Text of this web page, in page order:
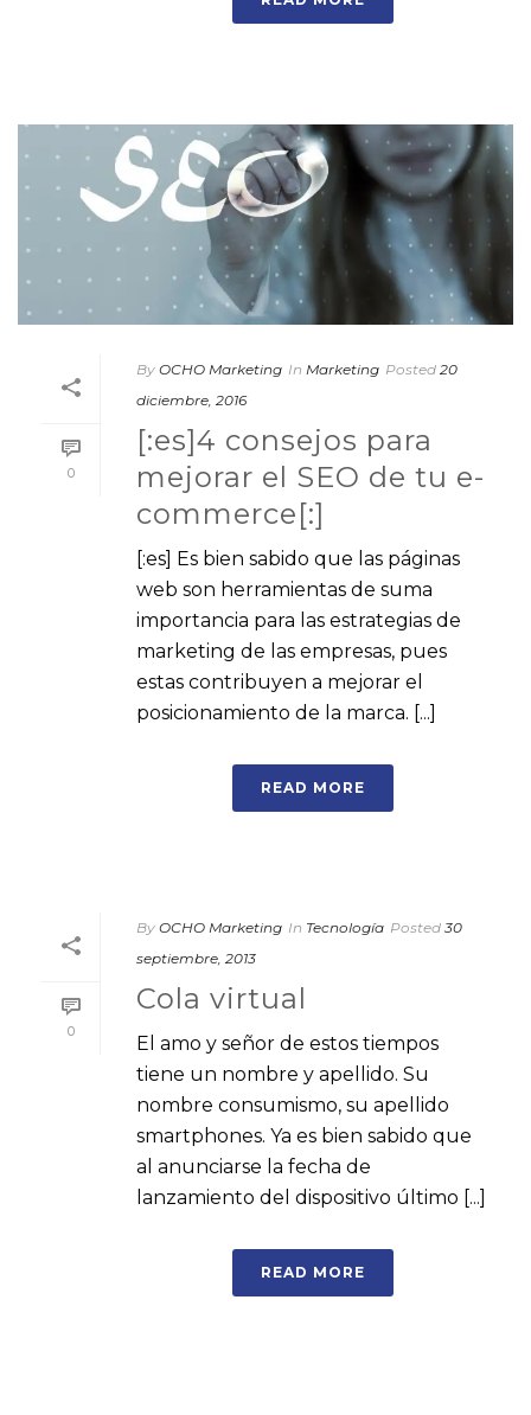
0
By OCHO Marketing In Marketing Posted 20
diciembre, 2016
[:es]4 consejos para
mejorar el SEO de tu e-
commerce[:]
[:es] Es bien sabido que las páginas
web son herramientas de suma
importancia para las estrategias de
marketing de las empresas, pues
estas contribuyen a mejorar el
posicionamiento de la marca. [...]
READ MORE
0
By OCHO Marketing In Tecnología Posted 30
septiembre, 2013
Cola virtual
El amo y señor de estos tiempos
tiene un nombre y apellido. Su
nombre consumismo, su apellido
smartphones. Ya es bien sabido que
al anunciarse la fecha de
lanzamiento del dispositivo último [...]
READ MORE